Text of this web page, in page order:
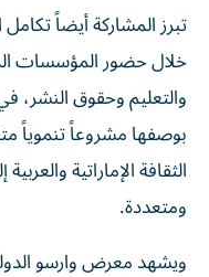
تبرز المشاركة أيضاً
خلال حضور المؤسسات
والتعليم وحقوق النشر،
بوصفها مشروعاً تنموياً
الثقافة الإماراتية
ومتعددة.